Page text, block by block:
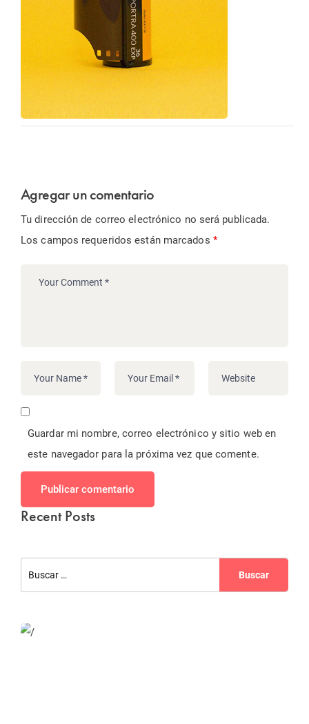
Agregar un comentario
Tu dirección de correo electrónico no será publicada.
Los campos requeridos están marcados *
Guardar mi nombre, correo electrónico y sitio web en
este navegador para la próxima vez que comente.
Publicar comentario
Recent Posts